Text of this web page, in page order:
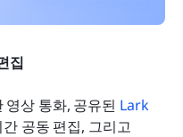
집
상 통화, 공유된 Lark